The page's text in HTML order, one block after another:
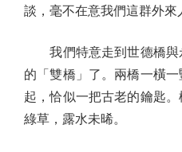
談，毫不在意我們這群外來
我們特意走到世德橋與
的「雙橋」了。兩橋一橫
起，恰似一把古老的鑰匙
綠草，露水未晞。